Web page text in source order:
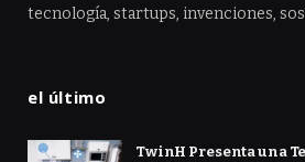
tecnología, startups, invenciones,
el último
TwinH Presenta una